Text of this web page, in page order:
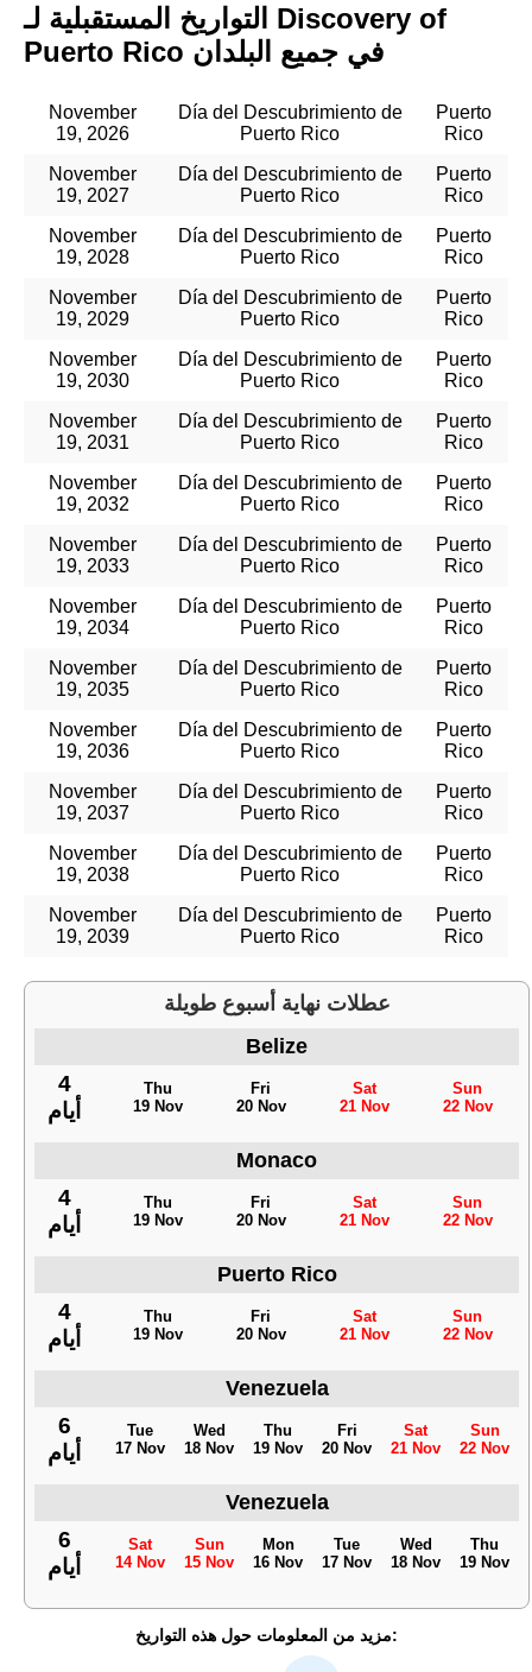
التواريخ المستقبلية لـ Discovery of
Puerto Rico في جميع البلدان
November
19, 2026
Día del Descubrimiento de
Puerto Rico
Puerto
Rico
November
19, 2027
Día del Descubrimiento de
Puerto Rico
Puerto
Rico
November
19, 2028
Día del Descubrimiento de
Puerto Rico
Puerto
Rico
November
19, 2029
Día del Descubrimiento de
Puerto Rico
Puerto
Rico
November
19, 2030
Día del Descubrimiento de
Puerto Rico
Puerto
Rico
November
19, 2031
Día del Descubrimiento de
Puerto Rico
Puerto
Rico
November
19, 2032
Día del Descubrimiento de
Puerto Rico
Puerto
Rico
November
19, 2033
Día del Descubrimiento de
Puerto Rico
Puerto
Rico
November
19, 2034
Día del Descubrimiento de
Puerto Rico
Puerto
Rico
November
19, 2035
Día del Descubrimiento de
Puerto Rico
Puerto
Rico
November
19, 2036
Día del Descubrimiento de
Puerto Rico
Puerto
Rico
November
19, 2037
Día del Descubrimiento de
Puerto Rico
Puerto
Rico
November
19, 2038
Día del Descubrimiento de
Puerto Rico
Puerto
Rico
November
19, 2039
Día del Descubrimiento de
Puerto Rico
Puerto
Rico
عطلات نهاية أسبوع طويلة
Belize
4
أيام
Thu
19 Nov
Fri
20 Nov
Sat
21 Nov
Sun
22 Nov
Monaco
4
أيام
Thu
19 Nov
Fri
20 Nov
Sat
21 Nov
Sun
22 Nov
Puerto Rico
4
أيام
Thu
19 Nov
Fri
20 Nov
Sat
21 Nov
Sun
22 Nov
Venezuela
6
أيام
Tue
17 Nov
Wed
18 Nov
Thu
19 Nov
Fri
20 Nov
Sat
21 Nov
Sun
22 Nov
Venezuela
6
أيام
Sat
14 Nov
Sun
15 Nov
Mon
16 Nov
Tue
17 Nov
Wed
18 Nov
Thu
19 Nov
مزيد من المعلومات حول هذه التواريخ: